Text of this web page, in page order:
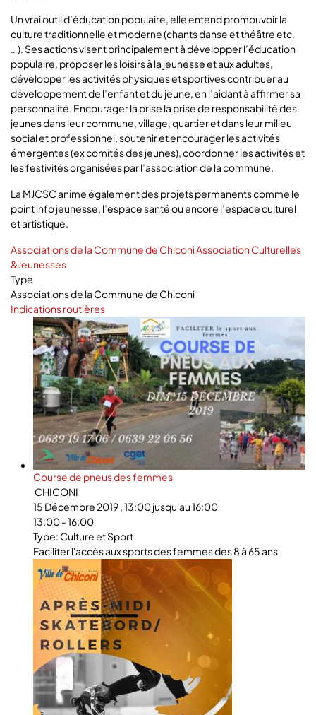
Un vrai outil d’éducation populaire, elle entend promouvoir la
culture traditionnelle et moderne (chants danse et théâtre etc.
…). Ses actions visent principalement à développer l’éducation
populaire, proposer les loisirs à la jeunesse et aux adultes,
développer les activités physiques et sportives contribuer au
développement de l’enfant et du jeune, en l’aidant à affirmer sa
personnalité. Encourager la prise la prise de responsabilité des
jeunes dans leur commune, village, quartier et dans leur milieu
social et professionnel, soutenir et encourager les activités
émergentes (ex comités des jeunes), coordonner les activités et
les festivités organisées par l’association de la commune.
La MJCSC anime également des projets permanents comme le
point info jeunesse, l’espace santé ou encore l’espace culturel
et artistique.
Associations de la Commune de ChiconiAssociation Culturelles
&Jeunesses
Type
Associations de la Commune de Chiconi
Indications routières
Course de pneus des femmes
CHICONI
15 Décembre 2019 , 13:00 jusqu'au 16:00
13:00 - 16:00
Type: Culture et Sport
Faciliter l'accès aux sports des femmes des 8 à 65 ans